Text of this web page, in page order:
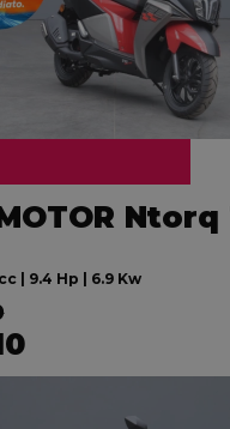
Ntorq
| 9.4 Hp | 6.9 Kw